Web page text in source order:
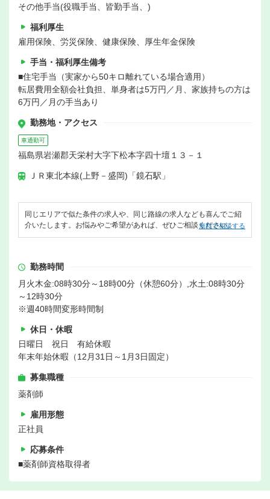
その他手当(役職手当、皆勤手当、)
福利厚生
雇用保険、労災保険、健康保険、厚生年金保険
手当・福利厚生備考
■住宅手当（実家から50キロ離れている場合適用）
転居費用全額会社負担、単身者は5万円／月、家族持ちの方は
6万円／月の手当あり
勤務地・アクセス
車通勤可
福島県岩瀬郡天栄村大字下松本字四十壇１３－１
ＪＲ東北本線(上野－盛岡)「鏡石駅」
同じエリアで似た条件の求人や、同じ路線の求人なども喜んでご紹
介いたします。お悩みやご希望があれば、ぜひご相談ください。
無料で相談する
勤務時間
月火木金:08時30分～18時00分（休憩60分）,水土:08時30分
～12時30分
※週40時間変形時間制
休日・休暇
日曜日 祝日 有給休暇
年末年始休暇（12月31日～1月3日固定）
募集職種
薬剤師
雇用形態
正社員
応募条件
■薬剤師資格取得者